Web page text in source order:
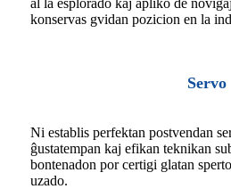
konservas gvidan pozicion en la
Servo
Ni establis perfektan postvendan
ĝustatempan kaj efikan teknikan
bontenadon por certigi glatan
uzado.